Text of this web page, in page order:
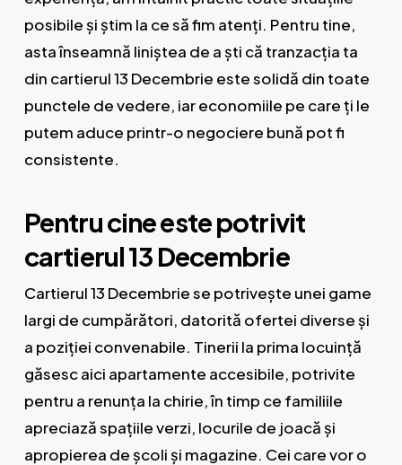
posibile și știm la ce să fim atenți. Pentru tine,
asta înseamnă liniștea de a ști că tranzacția ta
din cartierul 13 Decembrie este solidă din toate
punctele de vedere, iar economiile pe care ți le
putem aduce printr-o negociere bună pot fi
consistente.
Pentru cine este potrivit
cartierul 13 Decembrie
Cartierul 13 Decembrie se potrivește unei game
largi de cumpărători, datorită ofertei diverse și
a poziției convenabile. Tinerii la prima locuință
găsesc aici apartamente accesibile, potrivite
pentru a renunța la chirie, în timp ce familiile
apreciază spațiile verzi, locurile de joacă și
apropierea de școli și magazine. Cei care vor o